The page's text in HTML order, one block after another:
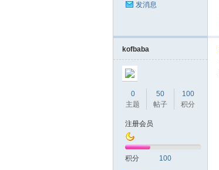
发消息
kofbaba
0
主题
50
帖子
100
积分
注册会员
积分 100